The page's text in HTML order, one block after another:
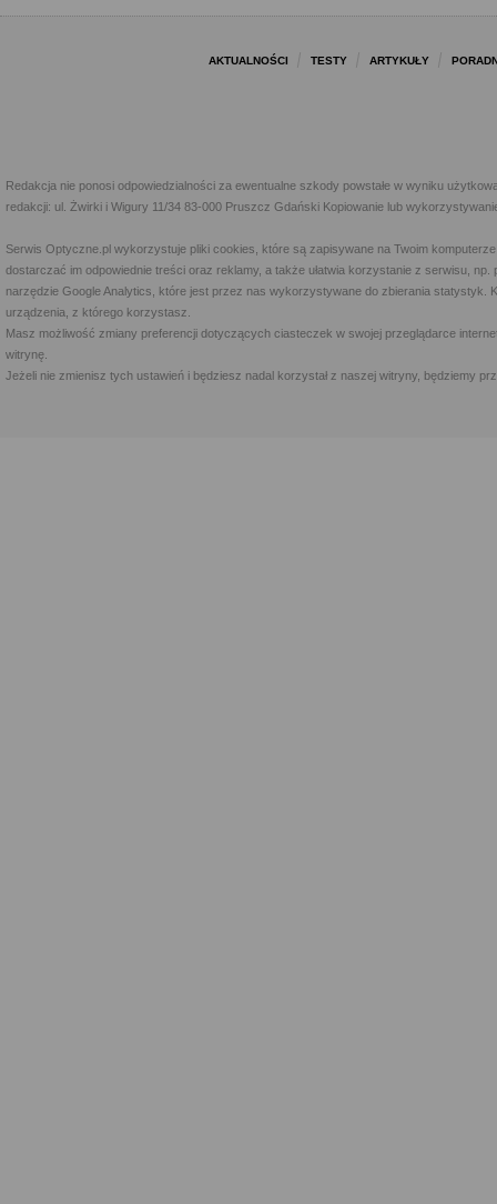
AKTUALNOŚCI TESTY ARTYKUŁY
Redakcja nie ponosi odpowiedzialności za ewentualne szkody powstałe w wyniku
redakcji: ul. Żwirki i Wigury 11/34 83-000 Pruszcz Gdański Kopiowanie lub
Serwis Optyczne.pl wykorzystuje pliki cookies, które są zapisywane na Twoim
dostarczać im odpowiednie treści oraz reklamy, a także ułatwia korzystanie z serwisu,
narzędzie Google Analytics, które jest przez nas wykorzystywane do zbierania statystyk.
urządzenia, z którego korzystasz.
Masz możliwość zmiany preferencji dotyczących ciasteczek w swojej przeglądarce
witrynę.
Jeżeli nie zmienisz tych ustawień i będziesz nadal korzystał z naszej witryny, będziemy